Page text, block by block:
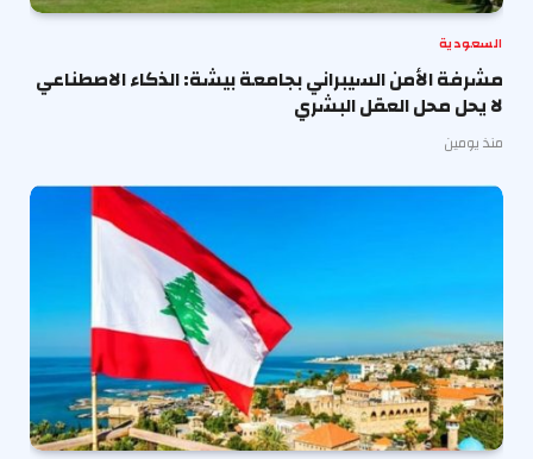
السعودية
مشرفة الأمن السيبراني بجامعة بيشة: الذكاء الاصطناعي
لا يحل محل العقل البشري
منذ يومين